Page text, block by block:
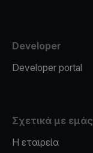
Developer
Developer portal
Σχετικά με εμάς
Η εταιρεία